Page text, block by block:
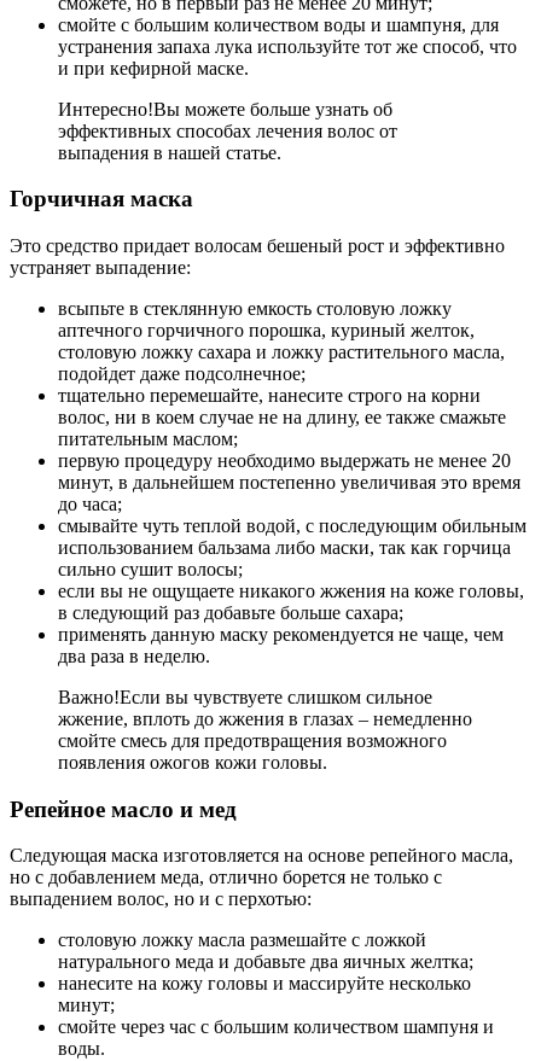
смойте с большим количеством воды и шампуня, для
устранения запаха лука используйте тот же способ, что
и при кефирной маске.
Интересно!Вы можете больше узнать об
эффективных способах лечения волос от
выпадения в нашей статье.
Горчичная маска
Это средство придает волосам бешеный рост и эффективно
устраняет выпадение:
всыпьте в стеклянную емкость столовую ложку
аптечного горчичного порошка, куриный желток,
столовую ложку сахара и ложку растительного масла,
подойдет даже подсолнечное;
тщательно перемешайте, нанесите строго на корни
волос, ни в коем случае не на длину, ее также смажьте
питательным маслом;
первую процедуру необходимо выдержать не менее 20
минут, в дальнейшем постепенно увеличивая это время
до часа;
смывайте чуть теплой водой, с последующим обильным
использованием бальзама либо маски, так как горчица
сильно сушит волосы;
если вы не ощущаете никакого жжения на коже головы,
в следующий раз добавьте больше сахара;
применять данную маску рекомендуется не чаще, чем
два раза в неделю.
Важно!Если вы чувствуете слишком сильное
жжение, вплоть до жжения в глазах – немедленно
смойте смесь для предотвращения возможного
появления ожогов кожи головы.
Репейное масло и мед
Следующая маска изготовляется на основе репейного масла,
но с добавлением меда, отлично борется не только с
выпадением волос, но и с перхотью:
столовую ложку масла размешайте с ложкой
натурального меда и добавьте два яичных желтка;
нанесите на кожу головы и массируйте несколько
минут;
смойте через час с большим количеством шампуня и
воды.